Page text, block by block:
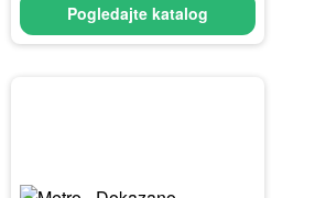
Pogledajte katalog